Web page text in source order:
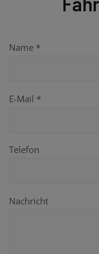
Name *
E-Mail *
Telefon
Nachricht